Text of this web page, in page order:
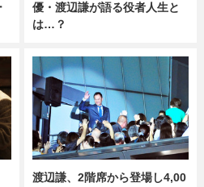
優・渡辺謙が語る役者人生と
は…？
渡辺謙、2階席から登場し4,00